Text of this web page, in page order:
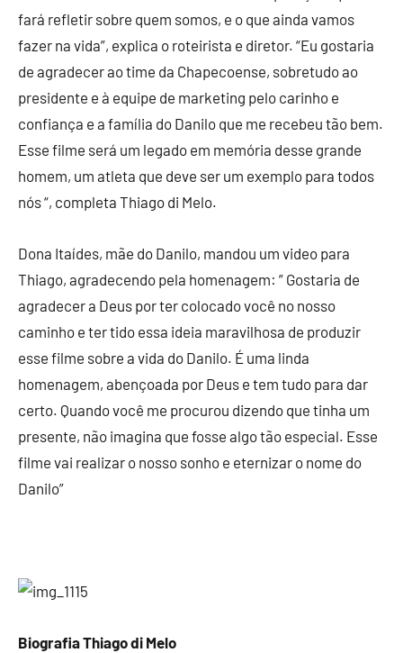
fará refletir sobre quem somos, e o que ainda vamos
fazer na vida”, explica o roteirista e diretor. “Eu gostaria
de agradecer ao time da Chapecoense, sobretudo ao
presidente e à equipe de marketing pelo carinho e
confiança e a família do Danilo que me recebeu tão bem.
Esse filme será um legado em memória desse grande
homem, um atleta que deve ser um exemplo para todos
nós “, completa Thiago di Melo.
Dona Itaídes, mãe do Danilo, mandou um video para
Thiago, agradecendo pela homenagem: ” Gostaria de
agradecer a Deus por ter colocado você no nosso
caminho e ter tido essa ideia maravilhosa de produzir
esse filme sobre a vida do Danilo. É uma linda
homenagem, abençoada por Deus e tem tudo para dar
certo. Quando você me procurou dizendo que tinha um
presente, não imagina que fosse algo tão especial. Esse
filme vai realizar o nosso sonho e eternizar o nome do
Danilo”
Biografia Thiago di Melo